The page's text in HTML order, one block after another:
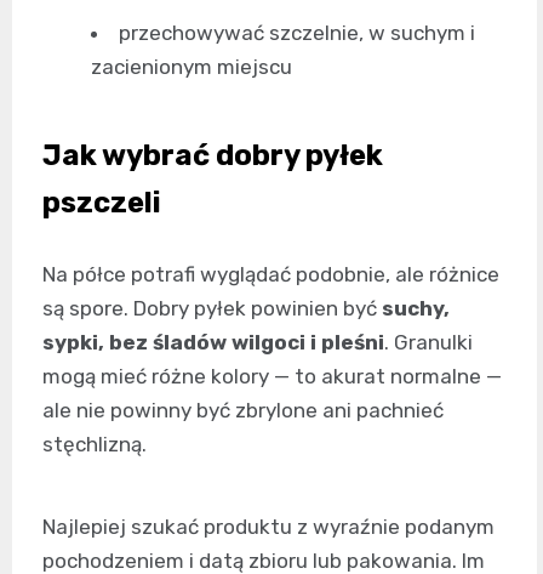
przechowywać szczelnie, w suchym i
zacienionym miejscu
Jak wybrać dobry pyłek
pszczeli
Na półce potrafi wyglądać podobnie, ale różnice
są spore. Dobry pyłek powinien być suchy,
sypki, bez śladów wilgoci i pleśni. Granulki
mogą mieć różne kolory — to akurat normalne —
ale nie powinny być zbrylone ani pachnieć
stęchlizną.
Najlepiej szukać produktu z wyraźnie podanym
pochodzeniem i datą zbioru lub pakowania. Im